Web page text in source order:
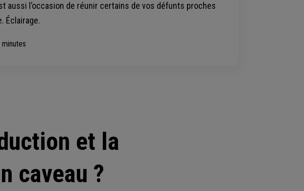
aussi l’occasion de réunir certains de vos défunts proches
Éclairage.
et la
caveau ?